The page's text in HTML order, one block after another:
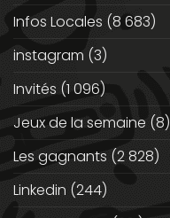
Infos Locales (8 683)
instagram (3)
Invités (1 096)
Jeux de la semaine (8)
Les gagnants (2 828)
Linkedin (244)